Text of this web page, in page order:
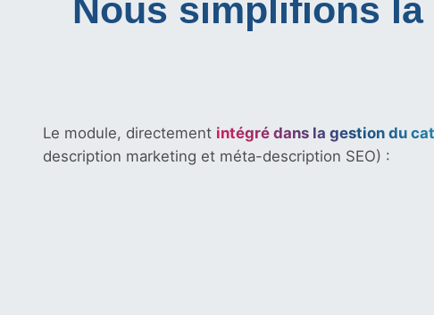
Nous simplifions
Le module, directement intégré dans la gestion du
description marketing et méta-description SEO) :